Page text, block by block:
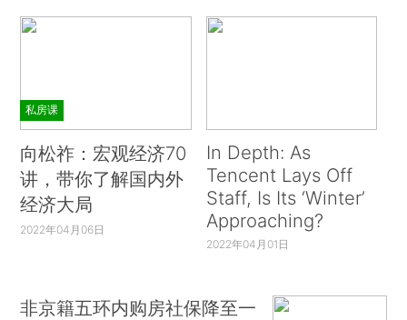
私房课
向松祚：宏观经济70
讲，带你了解国内外
经济大局
2022年04月06日
In Depth: As
Tencent Lays Off
Staff, Is Its ‘Winter’
Approaching?
2022年04月01日
非京籍五环内购房社保降至一